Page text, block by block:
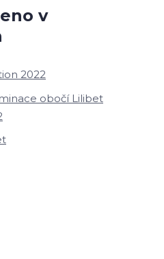
v
2022
obočí Lilibet